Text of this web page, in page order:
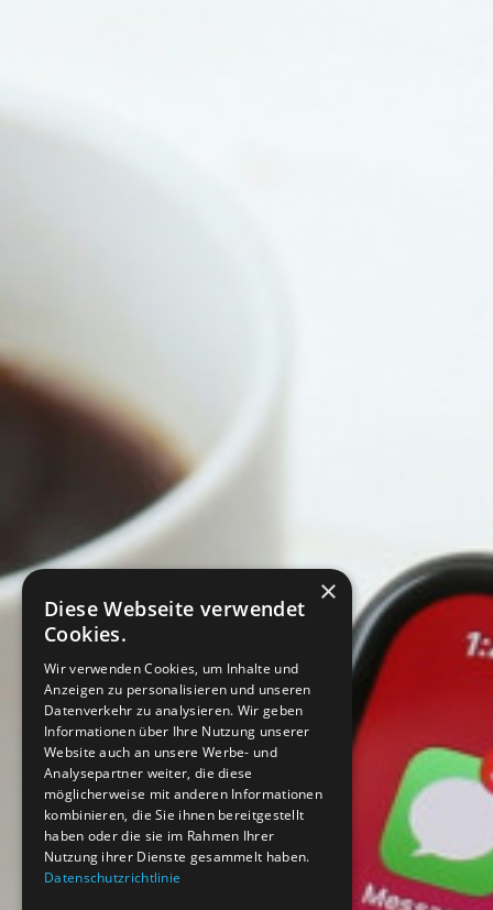
×
Diese Webseite verwendet
Cookies.
Wir verwenden Cookies, um Inhalte und
Anzeigen zu personalisieren und unseren
Datenverkehr zu analysieren. Wir geben
Informationen über Ihre Nutzung unserer
Website auch an unsere Werbe- und
Analysepartner weiter, die diese
möglicherweise mit anderen Informationen
kombinieren, die Sie ihnen bereitgestellt
haben oder die sie im Rahmen Ihrer
Nutzung ihrer Dienste gesammelt haben.
Datenschutzrichtlinie